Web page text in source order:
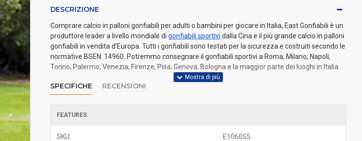
DESCRIZIONE
Comprare calcio in palloni gonfiabili per adulti o bambini per giocare in Italia, East Gonfiabili è un
produttore leader a livello mondiale di gonfiabili sportivi dalla Cina e il più grande calcio in palloni
gonfiabili in vendita d'Europa. Tutti i gonfiabili sono testati per la sicurezza e costruiti secondo le
normative BSEN: 14960. Potremmo consegnare il gonfiabili sportivi a Roma, Milano, Napoli,
Torino, Palermo, Venezia, Firenze, Pisa, Genova, Bologna e la maggior parte dei luoghi in Italia.
SPECIFICHE RECENSIONI
FEATURES
SKU: E106055